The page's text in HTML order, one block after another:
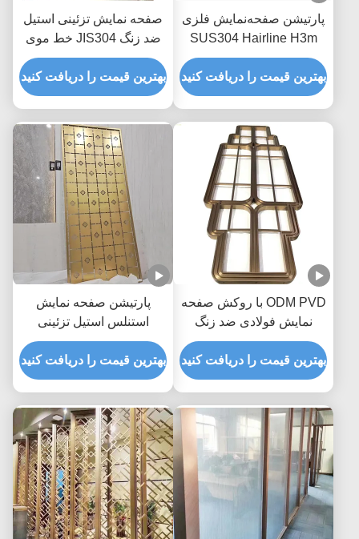
پارتیشن صفحه‌نمایش فلزی
SUS304 Hairline H3m
رزگلد تقسیم‌کننده اتاق
بهترین قیمت را دریافت کنید
صفحه نمایش تزئینی استیل
ضد زنگ JIS304 خط موی
توخالی برش لیزری ضد
سایش
بهترین قیمت را دریافت کنید
ODM PVD با روکش صفحه
نمایش فولادی ضد زنگ
تقسیم کننده اتاق برنزی 2*4
متر
بهترین قیمت را دریافت کنید
پارتیشن صفحه نمایش
استنلس استیل تزئینی
ASTM 316 برش لیزری Zr-
Brass
بهترین قیمت را دریافت کنید